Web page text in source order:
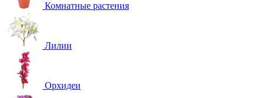
Комнатные растения
Лилии
Орхидеи